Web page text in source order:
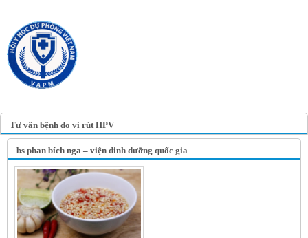
Tư vấn bệnh do vi rút HPV
bs phan bích nga – viện dinh dưỡng quốc gia